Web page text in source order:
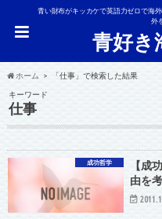
青い財布がキッカケで英語力ゼロで海
外
青好き
ホーム
「仕事」で検索した結果
キーワード
仕事
成功哲学
【成
由を